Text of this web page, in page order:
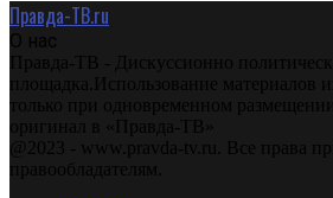
Правда-ТВ.ru
О нас
Правда-ТВ - Дискуссионно
площадка.Использование материалов
только при одновременном
оригинал в «Правда-ТВ»
@2023 - www.pravda-tv.ru. Все права
правообладателям.